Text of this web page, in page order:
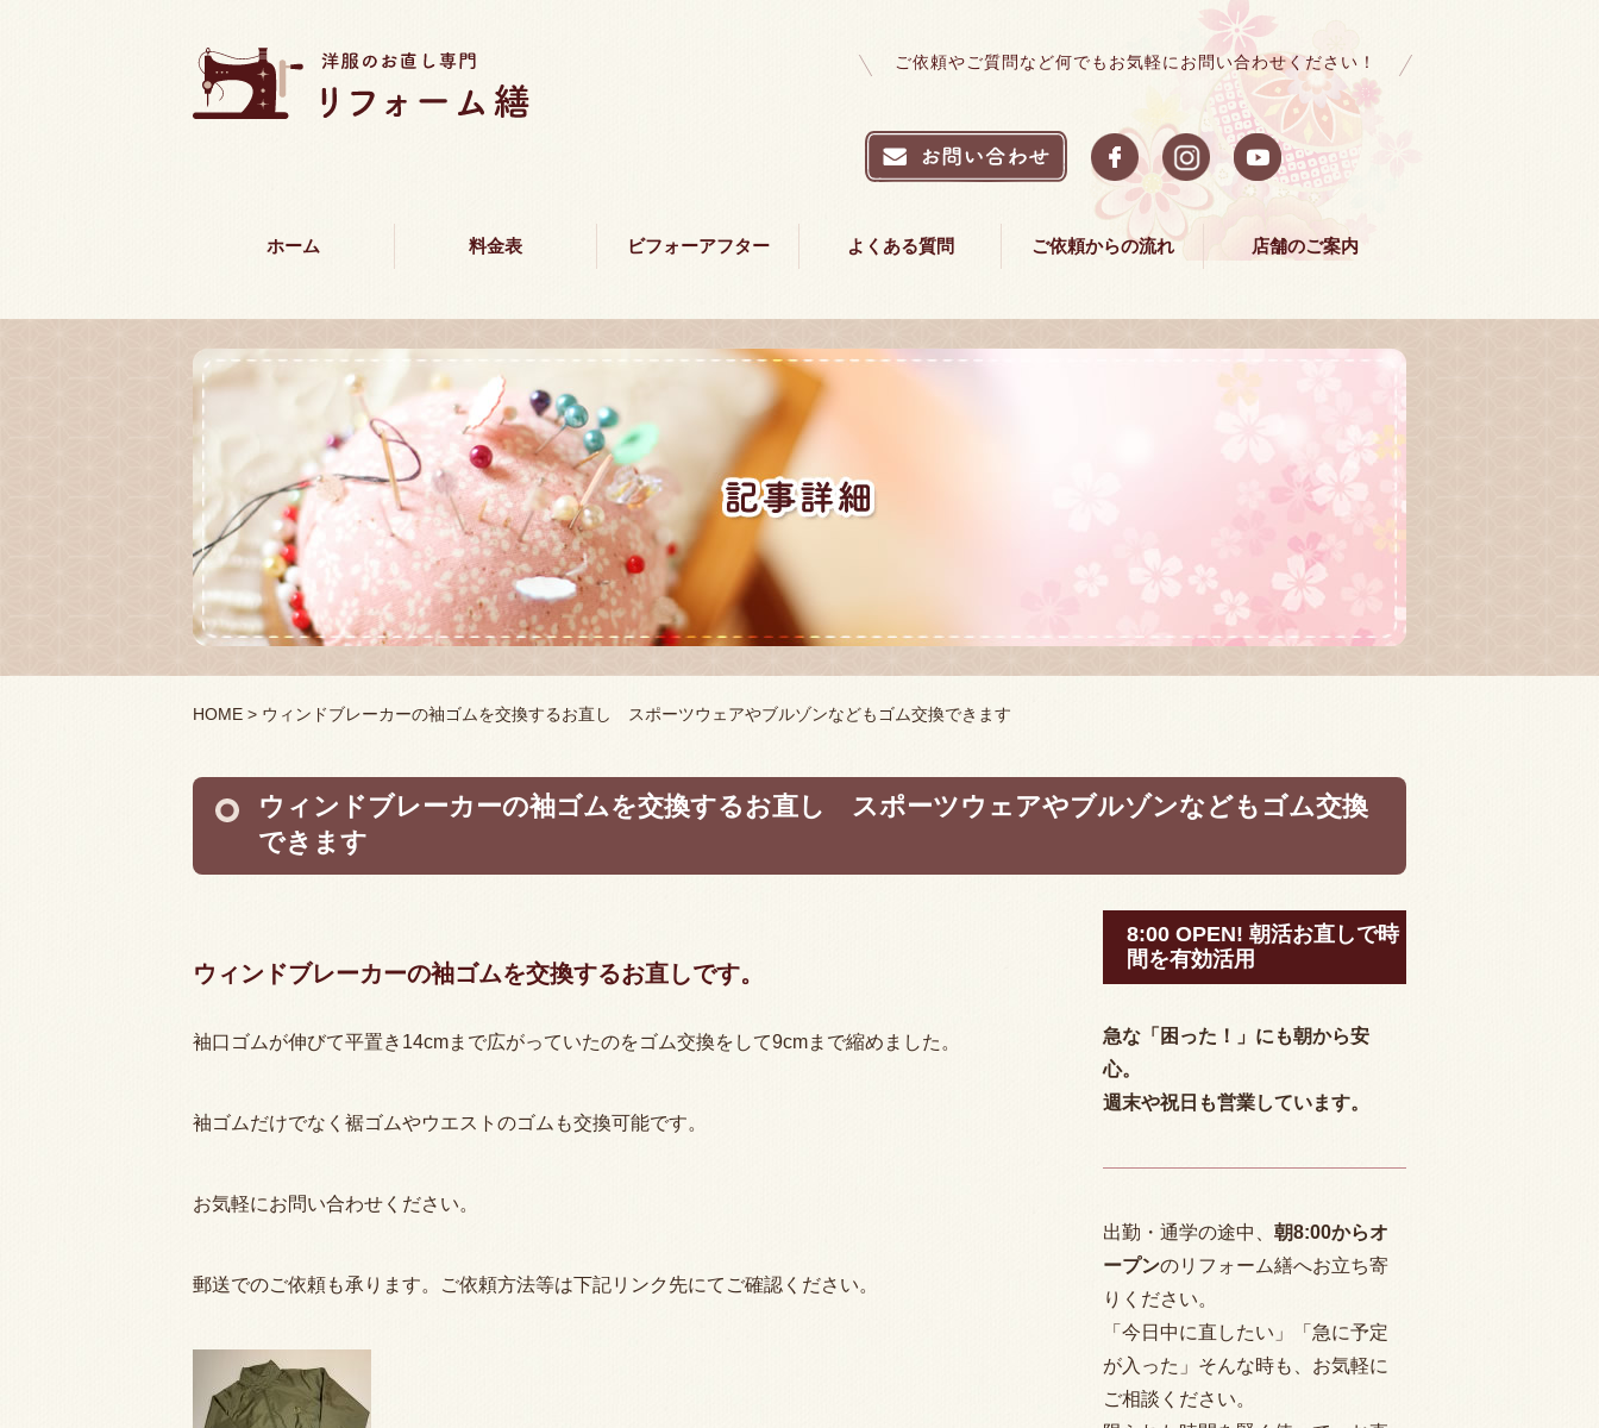
ご依頼やご質問など何でもお気軽にお問い合わせください！
ホーム 料金表 ビフォーアフター よくある質問 ご依頼からの流れ 店舗のご案内
HOME > ウィンドブレーカーの袖ゴムを交換するお直し スポーツウェアやブルゾンなどもゴム交換できます
ウィンドブレーカーの袖ゴムを交換するお直し スポーツウェアやブルゾンなどもゴム交換
できます
ウィンドブレーカーの袖ゴムを交換するお直しです。
袖口ゴムが伸びて平置き14cmまで広がっていたのをゴム交換をして9cmまで縮めました。
袖ゴムだけでなく裾ゴムやウエストのゴムも交換可能です。
お気軽にお問い合わせください。
郵送でのご依頼も承ります。ご依頼方法等は下記リンク先にてご確認ください。
8:00 OPEN! 朝活お直しで時
間を有効活用
急な「困った！」にも朝から安
心。
週末や祝日も営業しています。
出勤・通学の途中、 朝8:00からオ
ープンのリフォーム繕へお立ち寄
りください。
「今日中に直したい」「急に予定
が入った」そんな時も、お気軽に
ご相談ください。